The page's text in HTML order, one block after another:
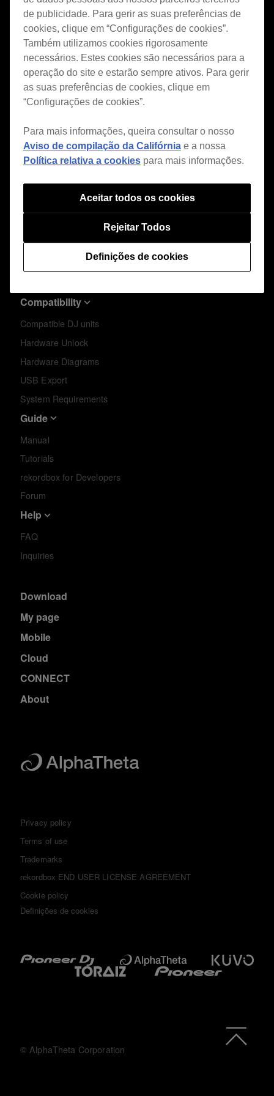
Português
Features
ver.7
Style
House / Techno
Open Format
Mobile & Home
Professional
Information
Compatibility
Compatible DJ units
Hardware Unlock
Hardware Diagrams
USB Export
System Requirements
Guide
Manual
Tutorials
rekordbox for Developers
Forum
Help
FAQ
Inquiries
Download
My page
Mobile
Cloud
CONNECT
About
Privacy policy
Terms of use
Trademarks
rekordbox END USER LICENSE AGREEMENT
Cookie policy
Definições de cookies
© AlphaTheta Corporation
de publicidade. Para gerir as suas preferências de
cookies, clique em “Configurações de cookies”.
Também utilizamos cookies rigorosamente
necessários. Estes cookies são necessários para a
operação do site e estarão sempre ativos. Para gerir
as suas preferências de cookies, clique em
“Configurações de cookies”.
Para mais informações, queira consultar o nosso
Aviso de compilação da Califórniae a nossa
Política relativa a cookiespara mais informações.
Definições de cookies
Rejeitar Todos
Aceitar todos os cookies